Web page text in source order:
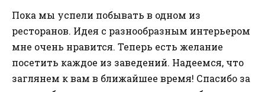
Пока мы успели побывать в одном из
ресторанов. Идея с разнообразным интерьером
мне очень нравится. Теперь есть желание
посетить каждое из заведений. Надеемся, что
заглянем к вам в ближайшее время! Спасибо за